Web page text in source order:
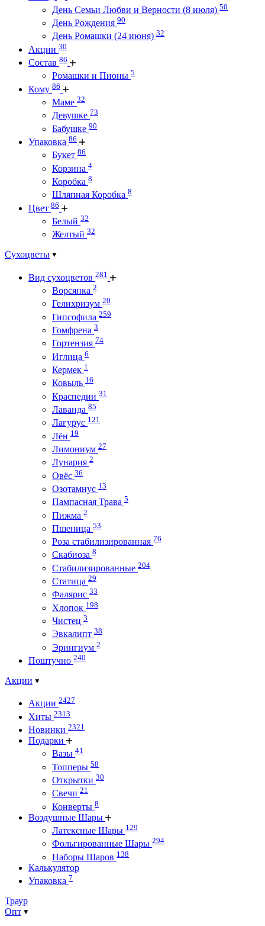
День Семьи Любви и Верности (8 июля) 50
День Рождения 90
День Ромашки (24 июня) 32
Акции 30
Состав 86
Ромашки и Пионы 5
Кому 86
Маме 32
Девушке 73
Бабушке 90
Упаковка 86
Букет 86
Корзина 4
Коробка 8
Шляпная Коробка 8
Цвет 86
Белый 32
Желтый 32
Сухоцветы
Вид сухоцветов 281
Ворсянка 2
Гелихризум 20
Гипсофила 259
Гомфрена 3
Гортензия 74
Иглица 6
Кермек 1
Ковыль 16
Краспедии 31
Лаванда 85
Лагурус 121
Лён 19
Лимониум 27
Лунария 2
Овёс 36
Озотамнус 13
Пампасная Трава 5
Пижма 2
Пшеница 53
Роза стабилизированная 76
Скабиоза 8
Стабилизированные 204
Статица 29
Фалярис 33
Хлопок 198
Чистец 3
Эвкалипт 38
Эрингиум 2
Поштучно 240
Акции
Акции 2427
Хиты 2313
Новинки 2321
Подарки
Вазы 41
Топперы 58
Открытки 30
Свечи 21
Конверты 8
Воздушные Шары
Латексные Шары 129
Фольгированные Шары 294
Наборы Шаров 138
Калькулятор
Упаковка 7
Траур
Опт